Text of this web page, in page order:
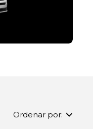
Ordenar por: